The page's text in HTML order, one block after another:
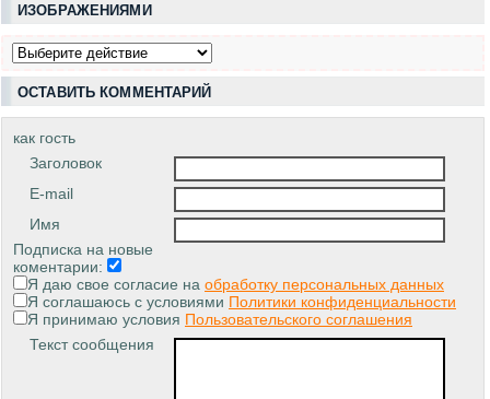
ИЗОБРАЖЕНИЯМИ
ОСТАВИТЬ КОММЕНТАРИЙ
как гость
Заголовок
E-mail
Имя
Подписка на новые
коментарии:
Я даю свое согласие на обработку персональных данных
Я соглашаюсь с условиями Политики конфиденциальности
Я принимаю условия Пользовательского соглашения
Текст сообщения